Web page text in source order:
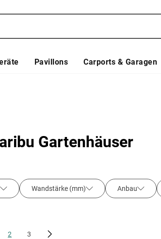
Pavillons Carports & Garagen
Gartenhäuser
Wandstärke (mm) Anbau
2 3